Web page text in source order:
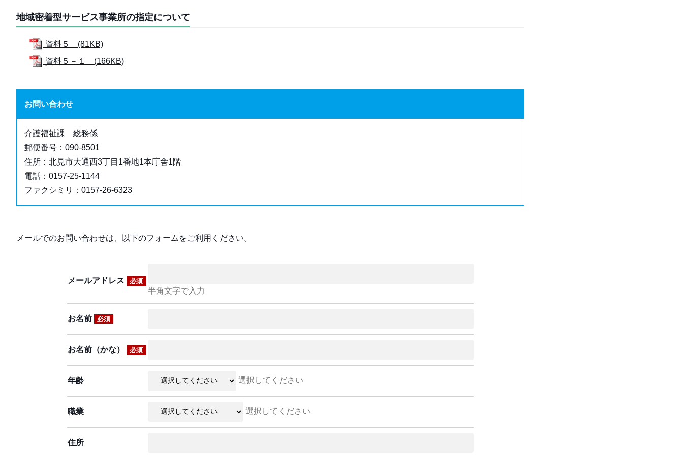
地域密着型サービス事業所の指定について
資料５ (81KB)
資料５－１ (166KB)
お問い合わせ
介護福祉課 総務係
郵便番号：090-8501
住所：北見市大通西3丁目1番地1本庁舎1階
電話：0157-25-1144
ファクシミリ：0157-26-6323
メールでのお問い合わせは、以下のフォームをご利用ください。
メールアドレス 必須
半角文字で入力
お名前 必須
お名前（かな） 必須
年齢 選択してください
職業 選択してください
住所